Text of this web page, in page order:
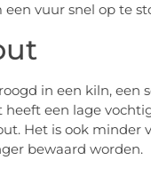
vuur snel op te
in een kiln, een
een lage
Het is ook minder
bewaard worden.